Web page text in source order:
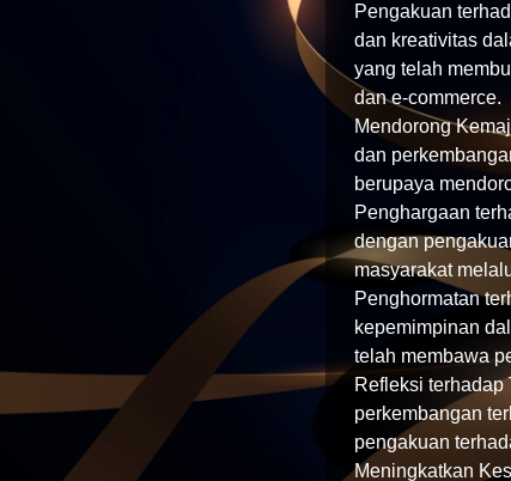
Pengakuan
dan kreativitas
yang telah
dan e-commerce.
Mendorong
dan
berupaya
Penghargaan
dengan
masyarakat
Penghormatan
kepemimpinan
telah membawa
Refleksi terhadap
perkembangan
pengakuan
Meningkatkan